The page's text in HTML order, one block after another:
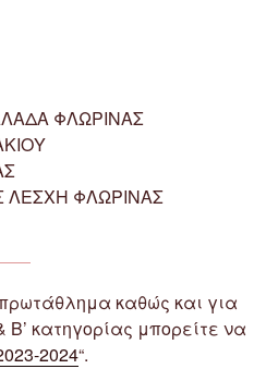
ΦΛΩΡΙΝΑΣ
ΛΕΣΧΗ ΦΛΩΡΙΝΑΣ
καθώς και για
κατηγορίας μπορείτε να
2024“.